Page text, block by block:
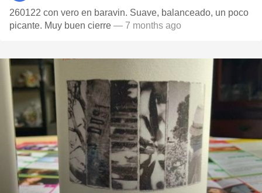
260122 con vero en baravin. Suave, balanceado, un poco
picante. Muy buen cierre — 7 months ago